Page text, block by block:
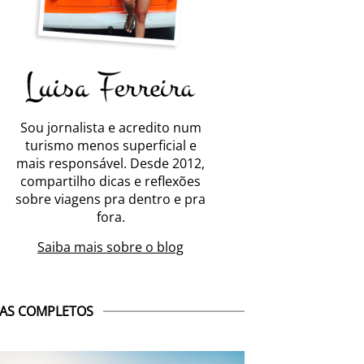
Sou jornalista e acredito num
turismo menos superficial e
mais responsável. Desde 2012,
compartilho dicas e reflexões
sobre viagens pra dentro e pra
fora.
Saiba mais sobre o blog
COMPLETOS